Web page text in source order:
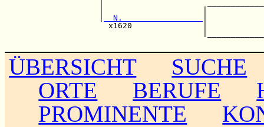
|
  N.
x1620               |
ÜBERSICHT
SUCHE
ORTE
BERUFE
PROMINENTE